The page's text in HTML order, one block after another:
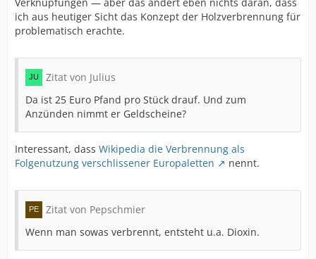
ich aus heutiger Sicht das Konzept der Holzverbrennung für
problematisch erachte.
Zitat von Julius
Da ist 25 Euro Pfand pro Stück drauf. Und zum
Anzünden nimmt er Geldscheine?
Interessant, dass Wikipedia die Verbrennung als
Folgenutzung verschlissener Europaletten
nennt.
Zitat von Pepschmier
Wenn man sowas verbrennt, entsteht u.a. Dioxin.